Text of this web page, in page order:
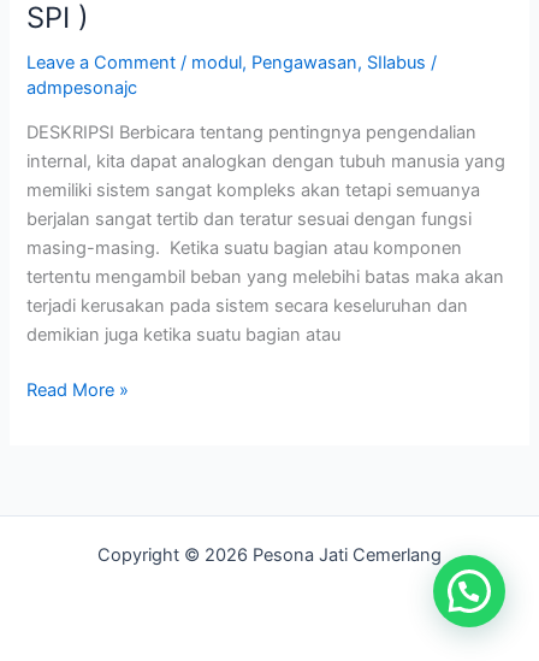
SPI )
Leave a Comment / modul, Pengawasan, SIlabus /
admpesonajc
DESKRIPSI Berbicara tentang pentingnya pengendalian
internal, kita dapat analogkan dengan tubuh manusia yang
memiliki sistem sangat kompleks akan tetapi semuanya
berjalan sangat tertib dan teratur sesuai dengan fungsi
masing-masing. Ketika suatu bagian atau komponen
tertentu mengambil beban yang melebihi batas maka akan
terjadi kerusakan pada sistem secara keseluruhan dan
demikian juga ketika suatu bagian atau
Read More »
Copyright © 2026 Pesona Jati Cemerlang